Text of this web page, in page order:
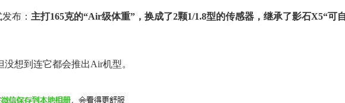
布： 主打165克的“Air级体重”，换成了2颗1/1.8型的传感器，继承了影石X5“可
想到连它都会推出Air机型。